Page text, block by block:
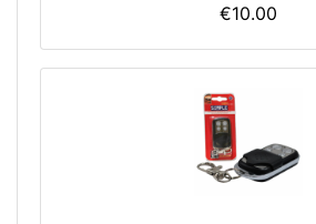
€10.00